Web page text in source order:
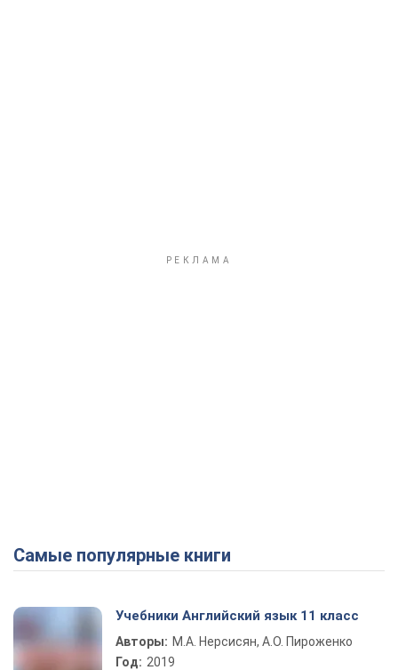
Самые популярные книги
Учебники Английский язык 11 класс
Авторы: М.А. Нерсисян, А.О. Пироженко
Год: 2019